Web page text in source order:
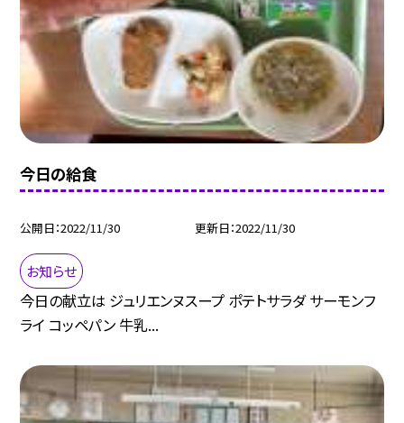
今日の給食
公開日 2022/11/30 更新日 2022/11/30
お知らせ
今日の献立は ジュリエンヌスープ ポテトサラダ サーモンフ
ライ コッペパン 牛乳...